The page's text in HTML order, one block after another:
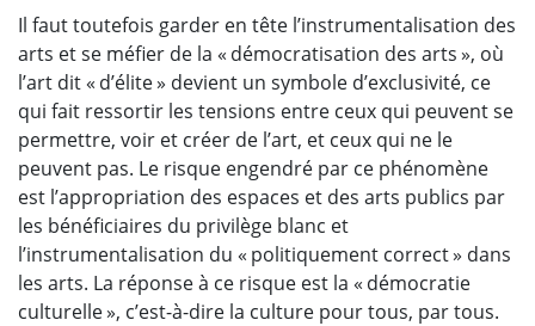
Il faut toutefois garder en tête l’instrumentalisation des
arts et se méfier de la « démocratisation des arts », où
l’art dit « d’élite » devient un symbole d’exclusivité, ce
qui fait ressortir les tensions entre ceux qui peuvent se
permettre, voir et créer de l’art, et ceux qui ne le
peuvent pas. Le risque engendré par ce phénomène
est l’appropriation des espaces et des arts publics par
les bénéficiaires du privilège blanc et
l’instrumentalisation du « politiquement correct » dans
les arts. La réponse à ce risque est la « démocratie
culturelle », c’est-à-dire la culture pour tous, par tous.